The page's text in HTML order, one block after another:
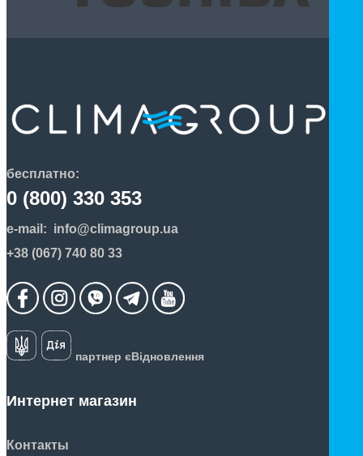
бесплатно:
0 (800) 330 353
e-mail: info@climagroup.ua
+38 (067) 740 80 33
партнер єВідновлення
Интернет магазин
Контакты